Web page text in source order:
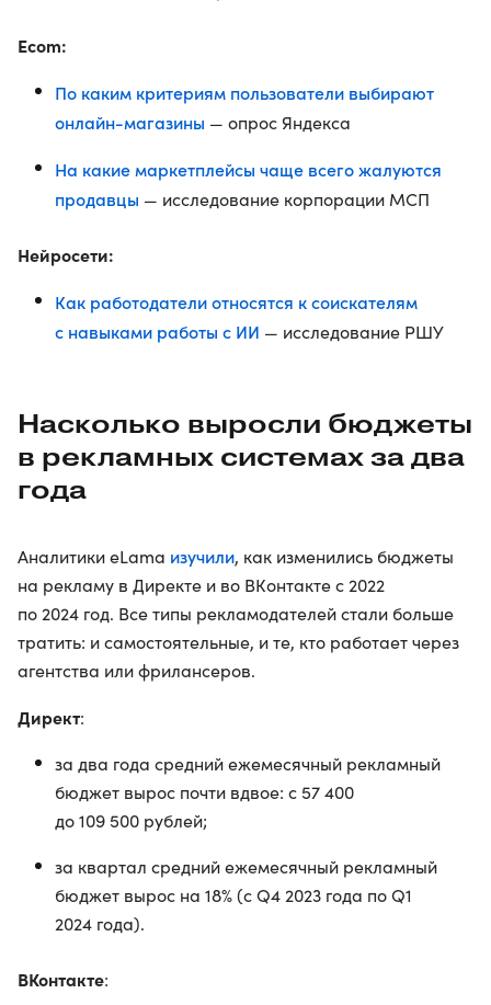
Ecom:
По каким критериям пользователи выбирают
онлайн-магазины — опрос Яндекса
На какие маркетплейсы чаще всего жалуются
продавцы — исследование корпорации МСП
Нейросети:
Как работодатели относятся к соискателям
с навыками работы с ИИ — исследование РШУ
Насколько выросли бюджеты
в рекламных системах за два
года
Аналитики eLama изучили, как изменились бюджеты
на рекламу в Директе и во ВКонтакте с 2022
по 2024 год. Все типы рекламодателей стали больше
тратить: и самостоятельные, и те, кто работает через
агентства или фрилансеров.
Директ:
за два года средний ежемесячный рекламный
бюджет вырос почти вдвое: с 57 400
до 109 500 рублей;
за квартал средний ежемесячный рекламный
бюджет вырос на 18% (с Q4 2023 года по Q1
2024 года).
ВКонтакте: